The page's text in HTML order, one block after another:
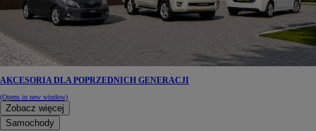
AKCESORIA DLA POPRZEDNICH GENERACJI
(Opens in new window)
Zobacz więcej
Samochody